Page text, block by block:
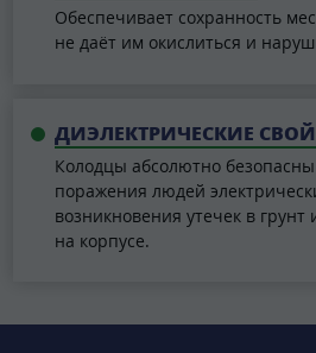
Обеспечивает сохранность
не даёт им окислиться и
ДИЭЛЕКТРИЧЕСКИЕ
Колодцы абсолютно
поражения людей
возникновения утечек в
на корпусе.